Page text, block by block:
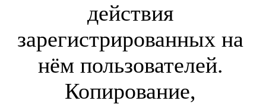
действия
зарегистрированных на
нём пользователей.
Копирование,